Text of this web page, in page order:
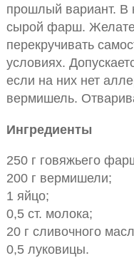
прошлый вариант. В
сырой фарш.
перекручивать
условиях.
если на них нет
вермишель.
Ингредиенты
250 г говяжьего
200 г вермишели;
1 яйцо;
0,5 ст. молока;
20 г сливочного
0,5 луковицы.